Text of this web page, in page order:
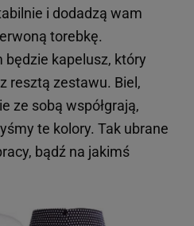
i dodadzą wam
torebkę.
kapelusz, który
resztą zestawu. Biel,
ze sobą współgrają,
te kolory. Tak ubrane
bądź na jakimś